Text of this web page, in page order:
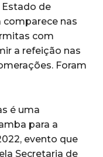
Estado de
comparece nas
com
a refeição nas
Foram
é uma
para a
evento que
Secretaria de